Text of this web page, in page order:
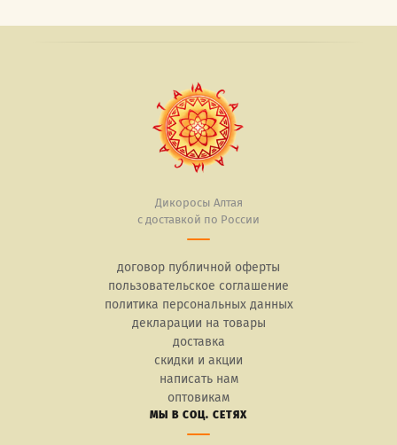
Дикоросы Алтая
с доставкой по России
договор публичной оферты
пользовательское соглашение
политика персональных данных
декларации на товары
доставка
скидки и акции
написать нам
оптовикам
МЫ В СОЦ. СЕТЯХ